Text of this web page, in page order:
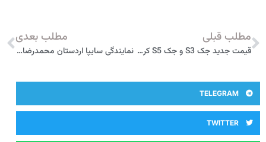
مطلب قبلی
قیمت جدید جک S3 و جک S5 کرمان موتور اعلام شد
مطلب بعدی
نمایندگی سایپا اردستان محمدرضا خانی 3302
TELEGRAM
TWITTER